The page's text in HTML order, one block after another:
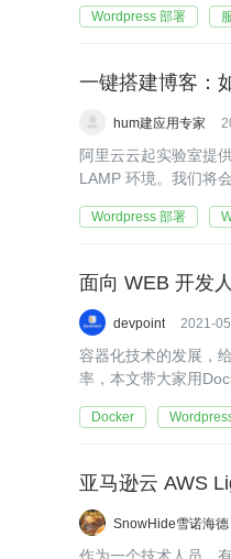
Wordpress 部署
一键搭建博客：
hum建应用专家
阿里云云起实验室提
LAMP 环境。我们将
Wordpress 部署
面向 WEB 开发
devpoint 2021-
容器化技术的发展，
率，本文带大家用
Docker
亚马逊云 AWS
SnowHide雪诺海德